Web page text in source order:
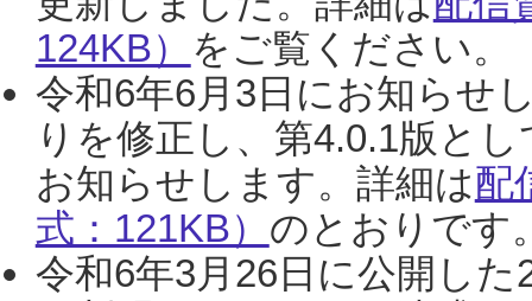
124KB） をご覧ください。
令和6年6月3日にお知らせ
りを修正し、第4.0.1版と
お知らせします。詳細は配
式：121KB） のとおりです
令和6年3月26日に公開し